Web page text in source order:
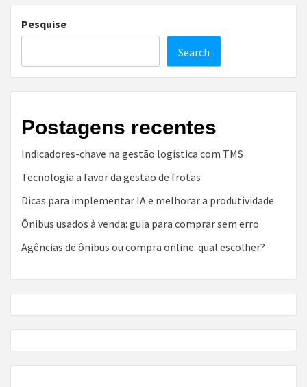
Pesquise
Search
Postagens recentes
Indicadores-chave na gestão logística com TMS
Tecnologia a favor da gestão de frotas
Dicas para implementar IA e melhorar a produtividade
Ônibus usados à venda: guia para comprar sem erro
Agências de ônibus ou compra online: qual escolher?